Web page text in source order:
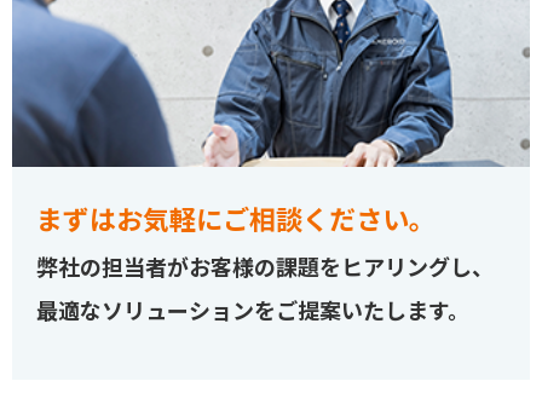
まずはお気軽にご相談ください。
弊社の担当者がお客様の課題をヒアリングし、
最適なソリューションをご提案いたします。